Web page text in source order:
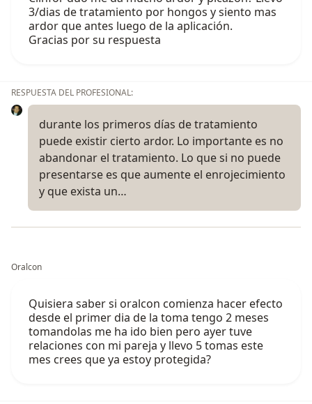
3/dias de tratamiento por hongos y siento mas
ardor que antes luego de la aplicación.
Gracias por su respuesta
RESPUESTA DEL PROFESIONAL:
durante los primeros días de tratamiento
puede existir cierto ardor. Lo importante es no
abandonar el tratamiento. Lo que si no puede
presentarse es que aumente el enrojecimiento
y que exista un…
Oralcon
Quisiera saber si oralcon comienza hacer efecto
desde el primer dia de la toma tengo 2 meses
tomandolas me ha ido bien pero ayer tuve
relaciones con mi pareja y llevo 5 tomas este
mes crees que ya estoy protegida?